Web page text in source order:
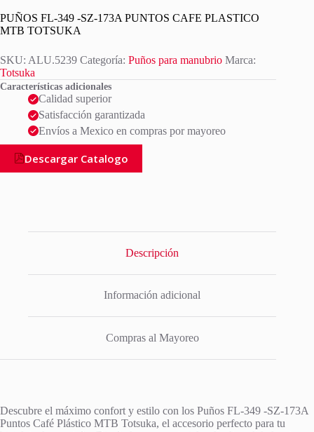
PUÑOS FL-349 -SZ-173A PUNTOS CAFE PLASTICO
MTB TOTSUKA
SKU: ALU.5239 Categoría: Puños para manubrio Marca:
Totsuka
Características adicionales
Calidad superior
Satisfacción garantizada
Envíos a Mexico en compras por mayoreo
Descargar Catalogo
Descripción
Información adicional
Compras al Mayoreo
Descubre el máximo confort y estilo con los Puños FL-349 -SZ-173A
Puntos Café Plástico MTB Totsuka, el accesorio perfecto para tu